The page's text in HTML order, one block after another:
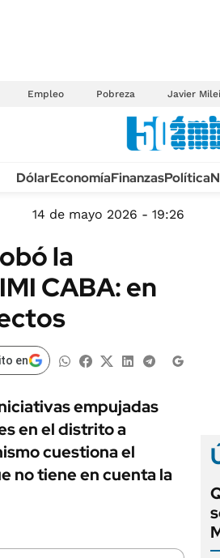
Empleo Pobreza Javier Milei
TECNOLOGÍA
MÉXICO
MUNDO
INFORMACIÓN GENERAL
AUTOS
DólarEconomíaFinanzasPolítica
14 de mayo 2026 - 19:26
la
CABA: en
en
empujadas
en el distrito a
cuestiona el
no tiene en cuenta la